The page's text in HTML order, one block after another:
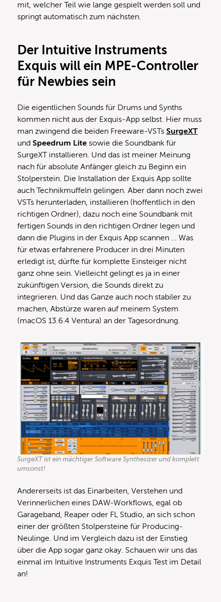
mit, welcher Teil wie lange gespielt werden soll und
springt automatisch zum nächsten.
Der Intuitive Instruments
Exquis will ein MPE-Controller
für Newbies sein
Die eigentlichen Sounds für Drums und Synths
kommen nicht aus der Exquis-App selbst. Hier muss
man zwingend die beiden Freeware-VSTs SurgeXT
und Speedrum Lite sowie die Soundbank für
SurgeXT installieren. Und das ist meiner Meinung
nach für absolute Anfänger gleich zu Beginn ein
Stolperstein. Die Installation der Exquis App sollte
auch Technikmuffeln gelingen. Aber dann noch zwei
VSTs herunterladen, installieren (hoffentlich in den
richtigen Ordner), dazu noch eine Soundbank mit
fertigen Sounds in den richtigen Ordner legen und
dann die Plugins in der Exquis App scannen … Was
für etwas erfahrenere Producer in drei Minuten
erledigt ist, dürfte für komplette Einsteiger nicht
ganz ohne sein. Vielleicht gelingt es ja in einer
zukünftigen Version, die Sounds direkt zu
integrieren. Und das Ganze auch noch stabiler zu
machen, Abstürze waren auf meinem System
(macOS 13.6.4 Ventura) an der Tagesordnung.
SurgeXT ist ein mächtiger Software Synthesizer und komplett
umsonst!
Andererseits ist das Einarbeiten, Verstehen und
Verinnerlichen eines DAW-Workflows, egal ob
Garageband, Reaper oder FL Studio, an sich schon
einer der größten Stolpersteine für Producing-
Neulinge. Und im Vergleich dazu ist der Einstieg
über die App sogar ganz okay. Schauen wir uns das
einmal im Intuitive Instruments Exquis Test im Detail
an!